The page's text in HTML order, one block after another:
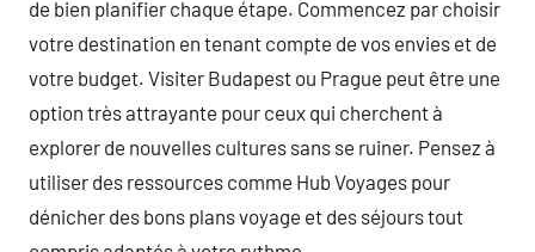
de bien planifier chaque étape. Commencez par choisir
votre destination en tenant compte de vos envies et de
votre budget. Visiter Budapest ou Prague peut être une
option très attrayante pour ceux qui cherchent à
explorer de nouvelles cultures sans se ruiner. Pensez à
utiliser des ressources comme Hub Voyages pour
dénicher des bons plans voyage et des séjours tout